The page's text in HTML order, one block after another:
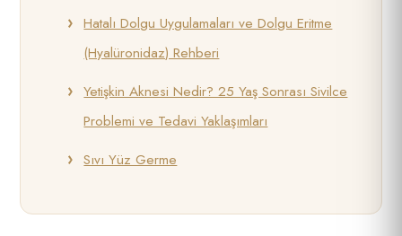
Hatalı Dolgu Uygulamaları ve Dolgu Eritme
(Hyalüronidaz) Rehberi
Yetişkin Aknesi Nedir? 25 Yaş Sonrası Sivilce
Problemi ve Tedavi Yaklaşımları
Sıvı Yüz Germe